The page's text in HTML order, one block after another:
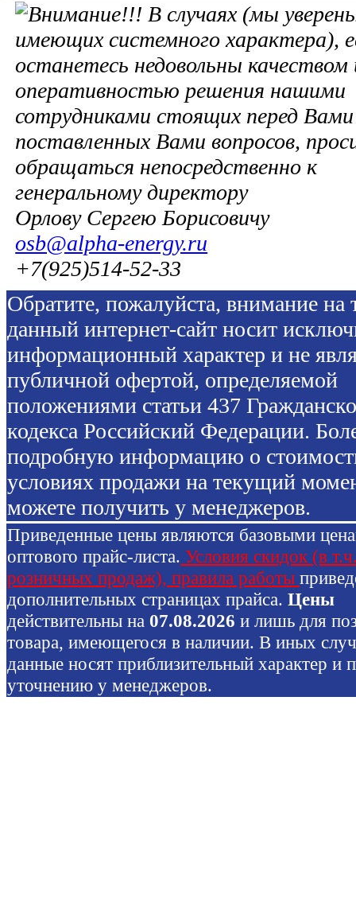
В случаях (мы
имеющих системного характера),
останетесь недовольны качеством
оперативностью решения нашими
сотрудниками стоящих перед Вами
поставленных Вами вопросов,
обращаться непосредственно к
генеральному директору
Орлову Сергею Борисовичу
osb@alpha-energy.ru
+7(925)514-52-33
Обратите, пожалуйста, внимание на
данный интернет-сайт носит
информационный характер и не
публичной офертой, определяемой
положениями статьи 437
кодекса Российский Федерации.
подробную информацию о
условиях продажи на текущий
можете получить у менеджеров.
Приведенные цены являются базовыми
оптового прайс-листа. Условия скидок (в
розничных продаж), правила работы
дополнительных страницах прайса. Цены
действительны на 07.08.2026 и лишь для
товара, имеющегося в наличии. В иных
данные носят приблизительный характер и
уточнению у менеджеров.